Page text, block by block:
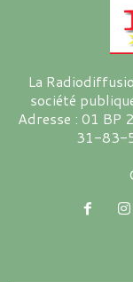
La
société
Adresse : 01 BP
31-83-